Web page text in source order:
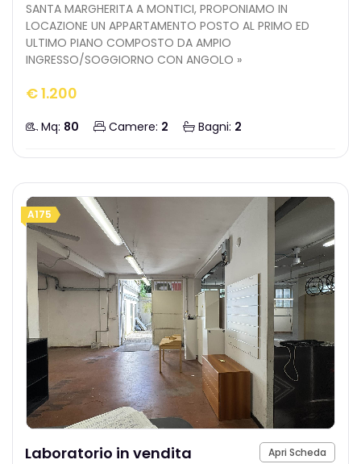
SANTA MARGHERITA A MONTICI, PROPONIAMO IN
LOCAZIONE UN APPARTAMENTO POSTO AL PRIMO ED
ULTIMO PIANO COMPOSTO DA AMPIO
INGRESSO/SOGGIORNO CON ANGOLO »
€ 1.200
Mq: 80 Camere: 2 Bagni: 2
A175
Apri Scheda
Laboratorio in vendita